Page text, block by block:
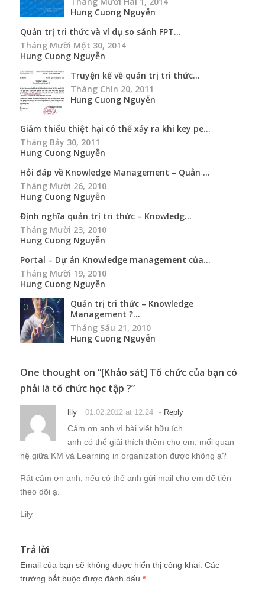
Hung Cuong Nguyễn
Quản trị tri thức và ví dụ so sánh FPT...
Tháng Mười Một 30, 2014
Hung Cuong Nguyễn
Truyện kể về quản trị tri thức...
Tháng Chín 20, 2011
Hung Cuong Nguyễn
Giảm thiểu thiệt hại có thể xảy ra khi key pe...
Tháng Bảy 30, 2011
Hung Cuong Nguyễn
Hỏi đáp về Knowledge Management – Quản ...
Tháng Mười 26, 2010
Hung Cuong Nguyễn
Định nghĩa quản trị tri thức – Knowledg...
Tháng Mười 23, 2010
Hung Cuong Nguyễn
Portal – Dự án Knowledge management của...
Tháng Mười 19, 2010
Hung Cuong Nguyễn
Quản trị tri thức – Knowledge
Management ?...
Tháng Sáu 21, 2010
Hung Cuong Nguyễn
One thought on “[Khảo sát] Tổ chức của bạn có
phải là tổ chức học tập ?”
lily 01.02.2012 at 12:24 - Reply
Cảm ơn anh vì bài viết hữu ích
anh có thể giải thích thêm cho em, mối quan
hệ giữa KM và Learning in organization được không ạ?
Rất cảm ơn anh, nếu có thể anh gửi mail cho em để tiện
theo dõi ạ.
Lily
Trả lời
Email của bạn sẽ không được hiển thị công khai. Các
trường bắt buộc được đánh dấu *